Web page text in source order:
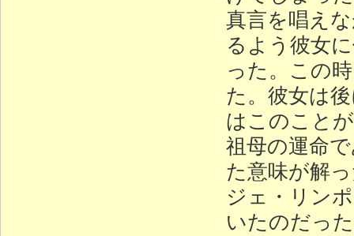
真言を唱え
るよう彼女
った。この
た。彼女は
はこのこと
祖母の運命
た意味が解
ジェ・リン
いたのだっ